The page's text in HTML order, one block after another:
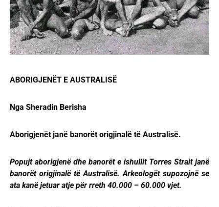
ABORIGJENËT E AUSTRALISË
Nga Sheradin Berisha
Aborigjenët janë banorët origjinalë të Australisë.
Popujt aborigjenë dhe banorët e ishullit Torres Strait janë
banorët origjinalë të Australisë. Arkeologët supozojnë se
ata kanë jetuar atje për rreth 40.000 – 60.000 vjet.